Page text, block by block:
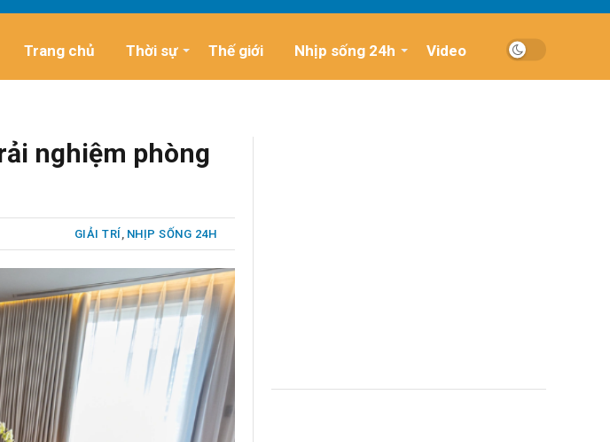
Trang chủ Thời sự Thế giới Nhịp sống 24h Video
nghiệm phòng
GIẢI TRÍ , NHỊP SỐNG 24H